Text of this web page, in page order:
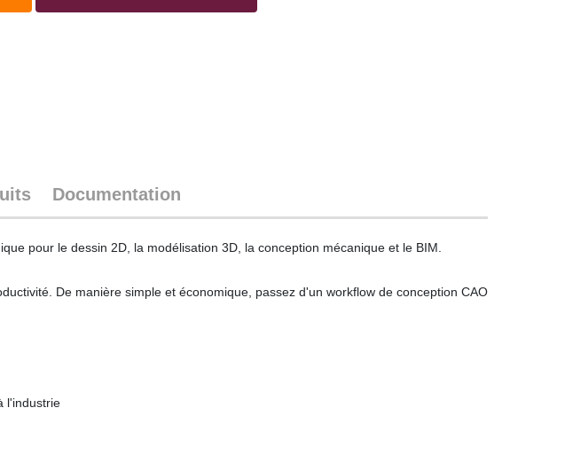
Documentation
pour le dessin 2D, la modélisation 3D, la conception mécanique et le BIM.
De manière simple et économique, passez d'un workflow de conception CAO
l'industrie